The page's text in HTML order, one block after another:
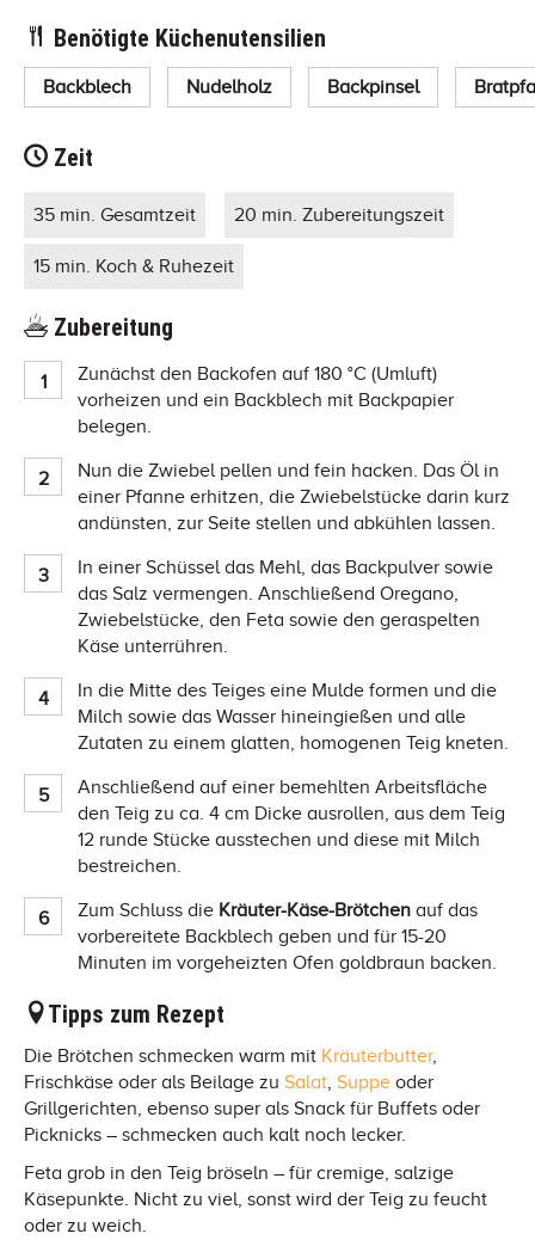
Benötigte Küchenutensilien
Backblech Nudelholz Backpinsel
Zeit
35 min. Gesamtzeit 20 min. Zubereitungszeit
15 min. Koch & Ruhezeit
Zubereitung
Zunächst den Backofen auf 180 °C (Umluft)
vorheizen und ein Backblech mit Backpapier
belegen.
Nun die Zwiebel pellen und fein hacken. Das Öl in
einer Pfanne erhitzen, die Zwiebelstücke darin kurz
andünsten, zur Seite stellen und abkühlen lassen.
In einer Schüssel das Mehl, das Backpulver sowie
das Salz vermengen. Anschließend Oregano,
Zwiebelstücke, den Feta sowie den geraspelten
Käse unterrühren.
In die Mitte des Teiges eine Mulde formen und die
Milch sowie das Wasser hineingießen und alle
Zutaten zu einem glatten, homogenen Teig kneten.
Anschließend auf einer bemehlten Arbeitsfläche
den Teig zu ca. 4 cm Dicke ausrollen, aus dem Teig
12 runde Stücke ausstechen und diese mit Milch
bestreichen.
Zum Schluss die Kräuter-Käse-Brötchen auf das
vorbereitete Backblech geben und für 15-20
Minuten im vorgeheizten Ofen goldbraun backen.
Tipps zum Rezept
Die Brötchen schmecken warm mit Kräuterbutter,
Frischkäse oder als Beilage zu Salat Suppe oder
Grillgerichten, ebenso super als Snack für Buffets oder
Picknicks – schmecken auch kalt noch lecker.
Feta grob in den Teig bröseln – für cremige, salzige
Käsepunkte. Nicht zu viel, sonst wird der Teig zu feucht
oder zu weich.